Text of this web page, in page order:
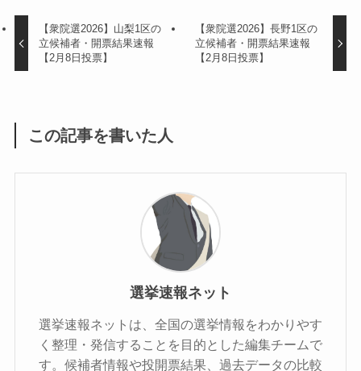
【衆院選2026】山梨1区の
立候補者・開票結果速報
【2月8日投票】
【衆院選2026】長野1区の
立候補者・開票結果速報
【2月8日投票】
この記事を書いた人
選挙速報ネット
選挙速報ネットは、全国の選挙情報をわかりやす
く整理・発信することを目的とした編集チームで
す。候補者情報や投開票結果、過去データの比較